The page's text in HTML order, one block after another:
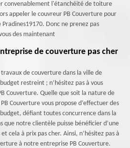
convenablement l'étanchéité de toiture
appeler le couvreur PB Couverture pour
Donc ne prenez pas
des maintenant
de couverture pas cher
travaux de couverture dans la ville de
restreint ; n’hésitez pas à vous
Couverture. Quelle que soit la nature de
Couverture vous propose d’effectuer des
défiant toutes concurrence dans la
que notre clientèle puisse bénéficier d’une
cela à prix pas cher. Ainsi, n’hésitez pas à
à notre entreprise PB Couverture.